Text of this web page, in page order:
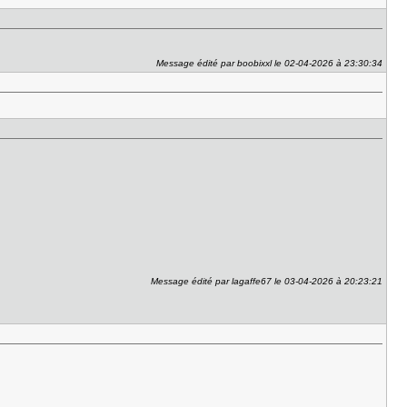
Message édité par boobixxl le 02-04-2026 à 23:30:34
Message édité par lagaffe67 le 03-04-2026 à 20:23:21